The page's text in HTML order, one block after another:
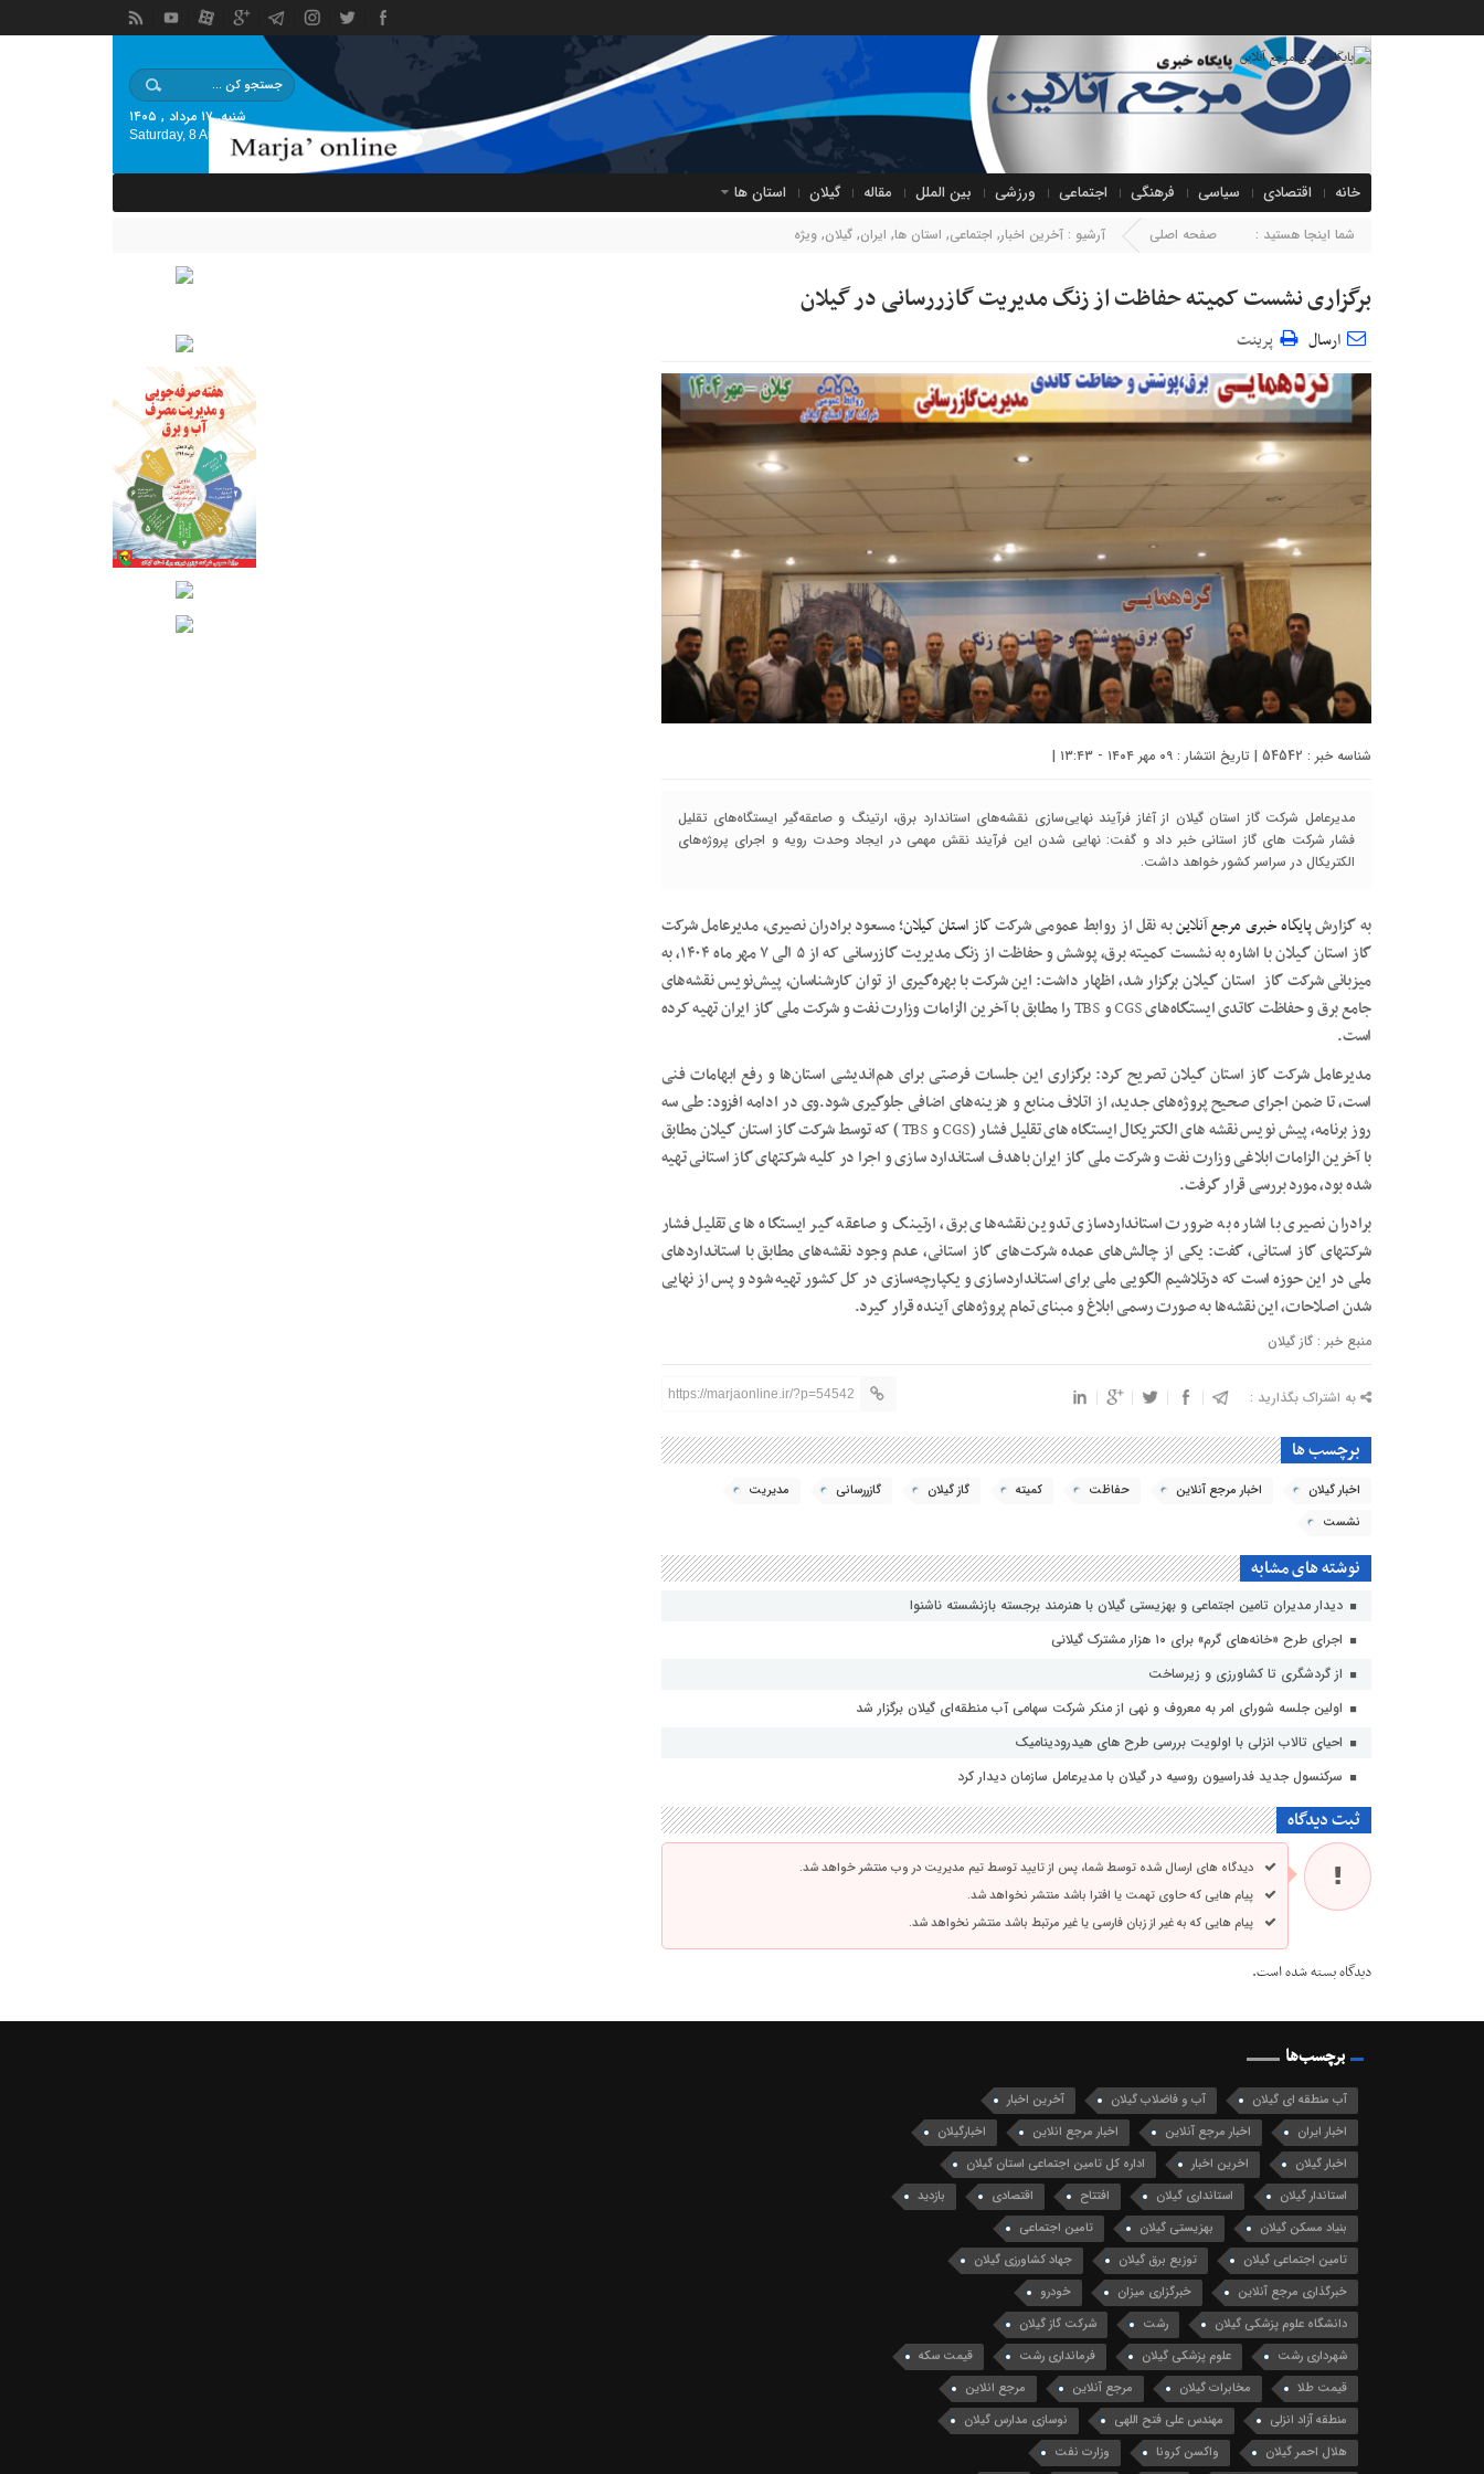
شنبه, ۱۷ مرداد , ۱۴۰۵
Saturday, 8 August , 2026
خانه اقتصادی سیاسی فرهنگی اجتماعی ورزشی بین الملل مقاله گیلان استان ها
شما اینجا هستید : صفحه اصلی آرشیو : آخرین اخبار, اجتماعی, استان ها, ایران, گیلان, ویژه
برگزاری نشست کمیته حفاظت از زنگ مدیریت گازررسانی در گیلان
ارسال پرینت
شناسه خبر : 54542 | تاریخ انتشار : ۰۹ مهر ۱۴۰۴ - ۱۳:۴۳ |
مدیرعامل شرکت گاز استان گیلان از آغاز فرآیند نهایی‌سازی نقشه‌های استاندارد برق، ارتینگ و صاعقه‌گیر ایستگاه‌های تقلیل
فشار شرکت های گاز استانی خبر داد و گفت: نهایی شدن این فرآیند نقش مهمی در ایجاد وحدت رویه و اجرای پروژه‌های
الکتریکال در سراسر کشور خواهد داشت.
به گزارشپایگاه خبری مرجع آنلاینبه نقل از روابط عمومی شرکتگاز استان گیلان؛ مسعود برادران نصیری، مدیرعامل شرکت
گاز استان گیلان با اشاره به نشست کمیته برق، پوشش و حفاظت از زنگ مدیریت گازرسانی که از ۵ الی ۷ مهر ماه ۱۴۰۴، به
میزبانی شرکت گاز استان گیلان برگزار شد، اظهار داشت: این شرکت با بهره‌گیری از توان کارشناسان، پیش‌نویس نقشه‌های
جامع برق و حفاظت کاتدی ایستگاه‌هایCGSو TBSرا مطابق با آخرین الزامات وزارت نفت و شرکت ملی گاز ایران تهیه کرده
است.
مدیرعامل شرکت گاز استان گیلان تصریح کرد: برگزاری این جلسات فرصتی برای هم‌اندیشی استان‌ها و رفع ابهامات فنی
است، تا ضمن اجرای صحیح پروژه‌های جدید، از اتلاف منابع و هزینه‌های اضافی جلوگیری شود.وی در ادامه افزود: طی سه
روز برنامه، پیش نویس نقشه های الکتریکال ایستگاه های تقلیل فشار (CGSو TBS) که توسط شرکت گاز استان گیلان مطابق
با آخرین الزامات ابلاغی وزارت نفت و شرکت ملی گاز ایران باهدف استاندارد سازی و اجرا در کلیه شرکتهای گاز استانی تهیه
شده بود، مورد بررسی قرار گرفت.
برادران نصیری با اشاره به ضرورت استانداردسازی تدوین نقشه‌های برق، ارتینگ و صاعقه گیر ایستگاه های تقلیل فشار
شرکتهای گاز استانی، گفت: یکی از چالش‌های عمده شرکت‌های گاز استانی، عدم وجود نقشه‌های مطابق با استانداردهای
ملی در این حوزه است که درتلاشیم الگویی ملی برای استانداردسازی و یکپارچه‌سازی در کل کشور تهیه شود و پس از نهایی
شدن اصلاحات، این نقشه‌ها به صورت رسمی ابلاغ و مبنای تمام پروژه‌های آینده قرار گیرد.
منبع خبر : گاز گیلان
به اشتراک بگذارید : https://marjaonline.ir/?p=54542
برچسب ها
اخبار گیلان اخبار مرجع آنلاین حفاظت کمیته گاز گیلان گازررسانی
مدیریت
نشست
نوشته های مشابه
دیدار مدیران تامین اجتماعی و بهزیستی گیلان با هنرمند برجسته بازنشسته ناشنوا
اجرای طرح «خانه‌های گرم» برای ۱۰ هزار مشترک گیلانی
از گردشگری تا کشاورزی و زیرساخت
اولین جلسه شورای امر به معروف و نهی از منکر شرکت سهامی آب منطقه‌ای گیلان برگزار شد
احیای تالاب انزلی با اولویت بررسی طرح های هیدرودینامیک
سرکنسول جدید فدراسیون روسیه در گیلان با مدیرعامل سازمان دیدار کرد
ثبت دیدگاه
دیدگاه های ارسال شده توسط شما، پس از تایید توسط تیم مدیریت در وب منتشر خواهد شد.
پیام هایی که حاوی تهمت یا افترا باشد منتشر نخواهد شد.
پیام هایی که به غیر از زبان فارسی یا غیر مرتبط باشد منتشر نخواهد شد.
دیدگاه بسته شده است.
برچسب‌ها
آب منطقه ای گیلان آب و فاضلاب گیلان
آخرین اخبار
اخبار ایران
اخبار مرجع آنلاین اخبار مرجع انلاین
اخبارگیلان
اخبار گیلان
اخرین اخبار
اداره کل تامین اجتماعی استان گیلان
استاندار گیلان
استانداری گیلان افتتاح اقتصادی
بازدید
بنیاد مسکن گیلان
بهزیستی گیلان
تامین اجتماعی
تامین اجتماعی گیلان
توزیع برق گیلان
جهاد کشاورزی گیلان
خبرگذاری مرجع آنلاین
خبرگزاری میزان
خودرو
دانشگاه علوم پزشکی گیلان
رشت
شرکت گاز گیلان
شهرداری رشت
علوم پزشکی گیلان فرمانداری رشت
قیمت سکه
قیمت طلا
مخابرات گیلان مرجع آنلاین
مرجع انلاین
منطقه آزاد انزلی
مهندس علی فتح اللهی
نوسازی مدارس گیلان
هلال احمر گیلان
واکسن کرونا وزارت نفت